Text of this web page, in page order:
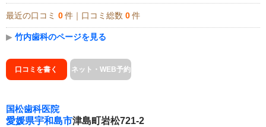
最近の口コミ 0 件｜口コミ総数 0 件
▶ 竹内歯科のページを見る
口コミを書く ネット・WEB予約
国松歯科医院
愛媛県宇和島市津島町岩松721-2